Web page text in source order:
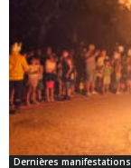
Dernières manifestations